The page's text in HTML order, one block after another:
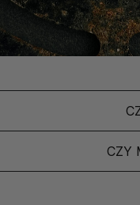
podkreśla
znaczenia.
i radości, wskazuje
symbolizować
możliwe nagłe
nam, że
osobistemu
kiedy nasze
Z
CZY